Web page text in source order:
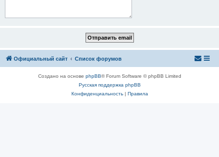
Официальный сайт Список форумов
Создано на основе phpBB® Forum Software © phpBB Limited
Русская поддержка phpBB
Конфиденциальность| Правила